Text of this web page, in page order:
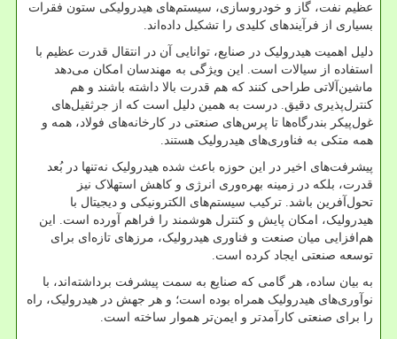
عظیم نفت، گاز و خودروسازی، سیستم‌های هیدرولیکی ستون فقرات
بسیاری از فرآیندهای کلیدی را تشکیل داده‌اند.
دلیل اهمیت هیدرولیک در صنایع، توانایی آن در انتقال قدرت عظیم با
استفاده از سیالات است. این ویژگی به مهندسان امکان می‌دهد
ماشین‌آلاتی طراحی کنند که هم قدرت بالا داشته باشند و هم
کنترل‌پذیری دقیق. درست به همین دلیل است که از جرثقیل‌های
غول‌پیکر بندرگاه‌ها تا پرس‌های صنعتی در کارخانه‌های فولاد، همه و
همه متکی به فناوری‌های هیدرولیک هستند.
پیشرفت‌های اخیر در این حوزه باعث شده هیدرولیک نه‌تنها در بُعد
قدرت، بلکه در زمینه بهره‌وری انرژی و کاهش استهلاک نیز
تحول‌آفرین باشد. ترکیب سیستم‌های الکترونیکی و دیجیتال با
هیدرولیک، امکان پایش و کنترل هوشمند را فراهم آورده است. این
هم‌افزایی میان صنعت و فناوری هیدرولیک، مرزهای تازه‌ای برای
توسعه صنعتی ایجاد کرده است.
به بیان ساده، هر گامی که صنایع به سمت پیشرفت برداشته‌اند، با
نوآوری‌های هیدرولیک همراه بوده است؛ و هر جهش در هیدرولیک، راه
را برای صنعتی کارآمدتر و ایمن‌تر هموار ساخته است.